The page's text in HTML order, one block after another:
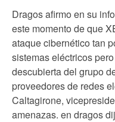
Dragos afirmo en su
este momento de que
ataque cibernético tan
sistemas eléctricos
descubierta del grupo
proveedores de redes
Caltagirone,
amenazas. en dragos